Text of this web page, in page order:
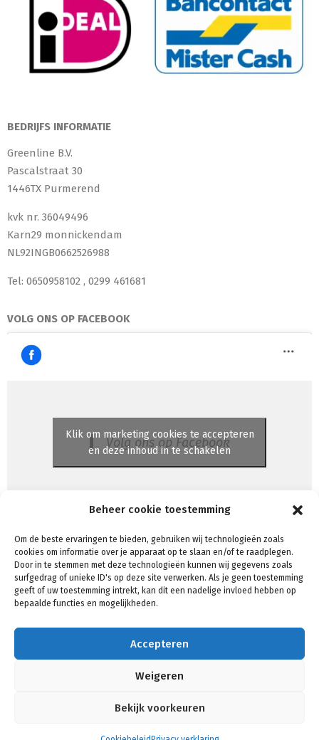
Beheer cookie toestemming
Om de beste ervaringen te bieden, gebruiken wij technologieën zoals
cookies om informatie over je apparaat op te slaan en/of te raadplegen.
Door in te stemmen met deze technologieën kunnen wij gegevens zoals
surfgedrag of unieke ID's op deze site verwerken. Als je geen toestemming
geeft of uw toestemming intrekt, kan dit een nadelige invloed hebben op
bepaalde functies en mogelijkheden.
Accepteren
Weigeren
Bekijk voorkeuren
BEDRIJFS INFORMATIE
Greenline B.V.
Pascalstraat 30
1446TX Purmerend
kvk nr. 36049496
Karn29 monnickendam
NL92INGB0662526988
Tel: 0650958102 , 0299 461681
VOLG ONS OP FACEBOOK
Volg ons op Facebook
Klik om marketing cookies te accepteren
en deze inhoud in te schakelen
Algemene voorwaarden
Voorwaarden & condities
Verzenden & Retouren